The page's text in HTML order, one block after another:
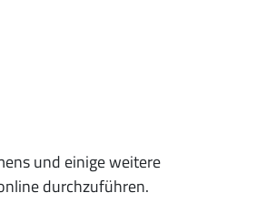
und einige weitere
durchzuführen.